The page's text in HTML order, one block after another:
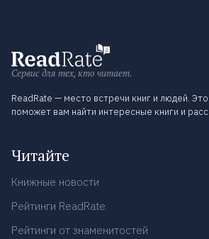
Сервис для тех, кто читает.
ReadRate — место встречи книг и людей.
поможет вам найти интересные книги и
Читайте
Книжные новости
Рейтинги ReadRate
Рейтинги от знаменитостей